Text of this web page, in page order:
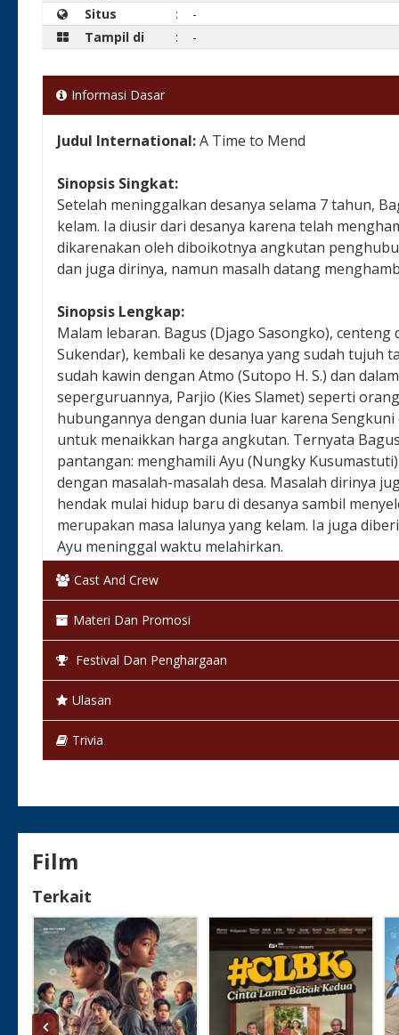
Situs :
-
Tampil di
: -
Informasi Dasar
Judul International:A Time to Mend
Sinopsis Singkat:
Setelah meninggalkan desanya selama 7 tahun,
kelam. Ia diusir dari desanya karena telah
dikarenakan oleh diboikotnya angkutan
dan juga dirinya, namun masalh datang
Sinopsis Lengkap:
Malam lebaran. Bagus (Djago Sasongko),
Sukendar), kembali ke desanya yang sudah tujuh
sudah kawin dengan Atmo (Sutopo H. S.) dan
seperguruannya, Parjio (Kies Slamet) seperti
hubungannya dengan dunia luar karena
untuk menaikkan harga angkutan. Ternyata
pantangan: menghamili Ayu (Nungky
dengan masalah-masalah desa. Masalah dirinya
hendak mulai hidup baru di desanya sambil
merupakan masa lalunya yang kelam. Ia juga
Ayu meninggal waktu melahirkan.
Negara & Tanggal Rilis:
Klasifikasi:
Bahasa Indonesia
Warna:Berwarna
Status:Selesai / Rilis
Cast And Crew
Materi Dan Promosi
Festival Dan Penghargaan
Ulasan
Trivia
Film
Terkait